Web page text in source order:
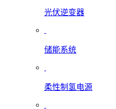
光伏逆变器
储能系统
柔性制氢电源